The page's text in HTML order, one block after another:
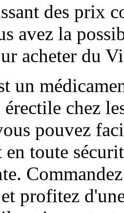
des prix
avez la
acheter du
un
chez
pouvez
en toute
profitez